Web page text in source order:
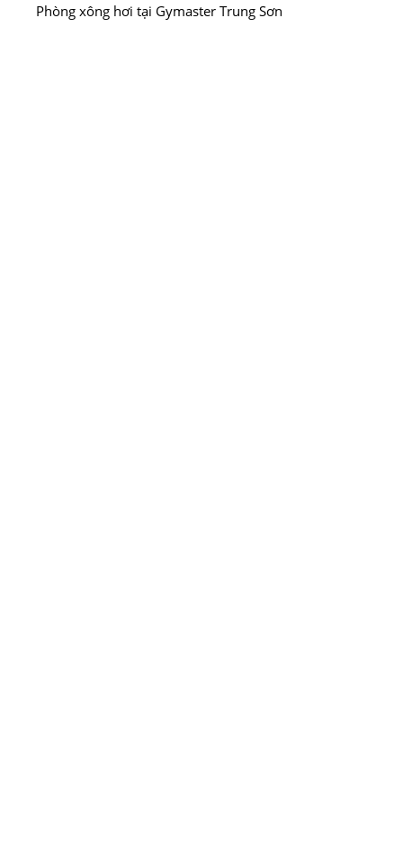
Phòng xông hơi tại Gymaster Trung Sơn